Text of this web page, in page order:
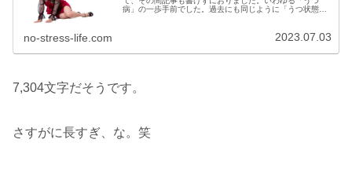
病」の一歩手前でした。過去にも同じように「うつ状態」
no-stress-life.com 2023.07.03
7,304文字だそうです。
さすがに長すぎ、な。笑